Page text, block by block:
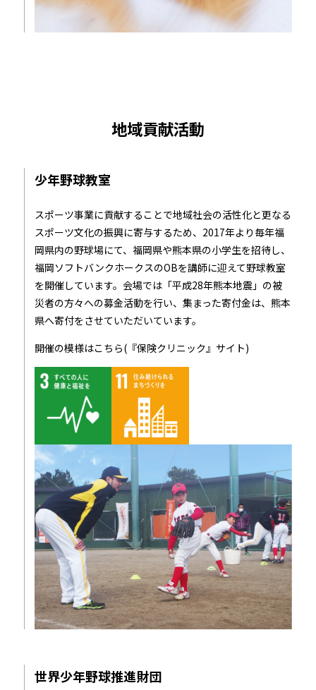
地域貢献活動
少年野球教室
スポーツ事業に貢献することで地域社会の活性化と更なる
スポーツ文化の振興に寄与するため、2017年より毎年福
岡県内の野球場にて、福岡県や熊本県の小学生を招待し、
福岡ソフトバンクホークスのOBを講師に迎えて野球教室
を開催しています。会場では「平成28年熊本地震」の被
災者の方々への募金活動を行い、集まった寄付金は、熊本
県へ寄付をさせていただいています。
開催の模様はこちら(『保険クリニック』サイト)
世界少年野球推進財団